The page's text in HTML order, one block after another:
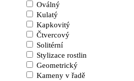
Oválný
Kulatý
Kapkovitý
Čtvercový
Solitérní
Stylizace rostlin
Geometrický
Kameny v řadě